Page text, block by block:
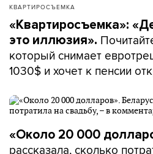
КВАРТИРОСЪЕМКА
«Квартиросъемка»:
это иллюзия».
который снимает
1030$ и хочет к пенсии
«Около 20 000
рассказала, сколько